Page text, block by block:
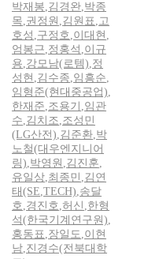
박재봉,김경완,박종
목,권정원 ,김원표,고
호성 ,구정호,이대현 ,
엄봉근,정홍석 ,이규
용,강모남(로템),정
성현 ,김수종,임흥순,
임형준(현대중공업),
한재준,조용기 ,임관
수,김치조,조성민
(LG산전),김준환,박
노철(대우엔지니어
링),박영원 ,김진훈,
유일상,최종민 ,김연
태(SE,TECH),송달
호,경진호,허신 ,한형
석(한국기계연구원),
홍동표,장일도,이현
남,진경수(전북대학